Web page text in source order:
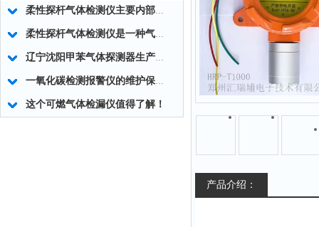
柔性探杆气体检测仪主要内部结构简述
柔性探杆气体检测仪是一种气体泄露浓度检测的仪器仪表工具
辽宁沈阳甲苯气体探测器生产厂家
一氧化碳检测报警仪的维护保养小技巧分享
这个可燃气体检漏仪值得了解！
产品介绍：